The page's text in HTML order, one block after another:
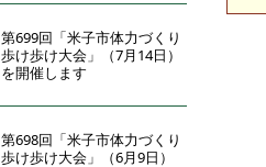
第699回「米子市体力づくり
歩け歩け大会」（7月14日）
を開催します
第698回「米子市体力づくり
歩け歩け大会」（6月9日）